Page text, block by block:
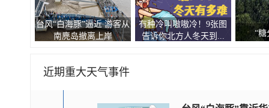
台风“白海豚”逼近 游客从
南麂岛撤离上岸
有种冷叫嗷嗷冷！9张图
告诉你北方人冬天到...
“
近期重大天气事件